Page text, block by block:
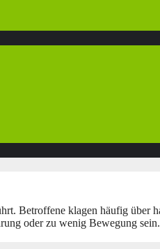
Betroffene klagen häufig über
oder zu wenig Bewegung